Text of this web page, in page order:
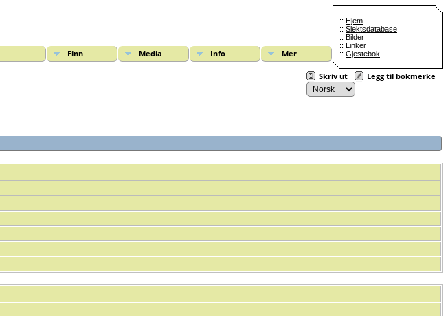
:: Hjem
:: Slektsdatabase
:: Bilder
:: Linker
:: Gjestebok
Finn Media Info Mer
Skriv ut Legg til bokmerke